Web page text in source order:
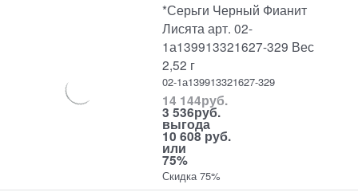
*Серьги Черный Фианит
Лисята арт. 02-
1а139913321627-329 Вес
2,52 г
02-1а139913321627-329
14 144руб.
3 536руб.
выгода
10 608 руб.
или
75%
Скидка 75%